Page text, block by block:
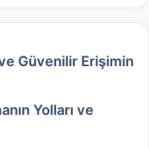
Güvenilir Erişimin
Yolları ve